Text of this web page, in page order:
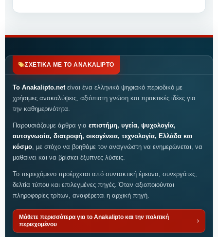
ΣΧΕΤΙΚΑ ΜΕ ΤΟ ANAKALIPTO
Το Anakalipto.netείναι ένα ελληνικό ψηφιακό περιοδικό με
χρήσιμες ανακαλύψεις, αξιόπιστη γνώση και πρακτικές ιδέες για
την καθημερινότητα.
Παρουσιάζουμε άρθρα για επιστήμη, υγεία, ψυχολογία,
αυτογνωσία, διατροφή, οικογένεια, τεχνολογία, Ελλάδα και
κόσμο, με στόχο να βοηθάμε τον αναγνώστη να ενημερώνεται, να
μαθαίνει και να βρίσκει έξυπνες λύσεις.
Το περιεχόμενο προέρχεται από συντακτική έρευνα, συνεργάτες,
δελτία τύπου και επιλεγμένες πηγές. Όταν αξιοποιούνται
πληροφορίες τρίτων, αναφέρεται η αρχική πηγή.
Μάθετε περισσότερα για το Anakalipto και την πολιτική
περιεχομένου